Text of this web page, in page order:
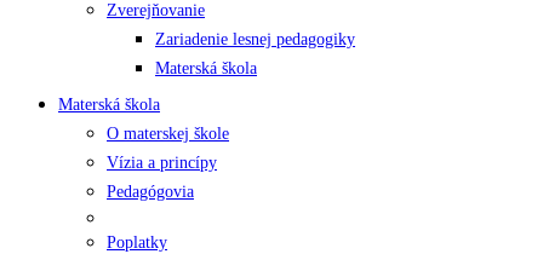
Zverejňovanie
Zariadenie lesnej pedagogiky
Materská škola
Materská škola
O materskej škole
Vízia a princípy
Pedagógovia
Poplatky